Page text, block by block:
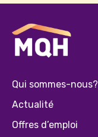
Qui sommes-nous?
Actualité
Offres d’emploi